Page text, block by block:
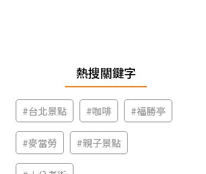
熱搜關鍵字
#台北景點 #咖啡 #福勝亭
#麥當勞 #親子景點